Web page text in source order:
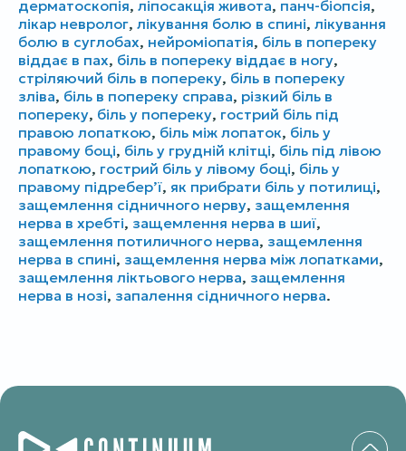
дерматоскопія, ліпосакція живота, панч-біопсія,
лікар невролог, лікування болю в спині, лікування
болю в суглобах, нейроміопатія, біль в попереку
віддає в пах, біль в попереку віддає в ногу,
стріляючий біль в попереку, біль в попереку
зліва, біль в попереку справа, різкий біль в
попереку, біль у попереку, гострий біль під
правою лопаткою, біль між лопаток, біль у
правому боці, біль у грудній клітці, біль під лівою
лопаткою, гострий біль у лівому боці, біль у
правому підребер’ї, як прибрати біль у потилиці,
защемлення сідничного нерву, защемлення
нерва в хребті, защемлення нерва в шиї,
защемлення потиличного нерва, защемлення
нерва в спині, защемлення нерва між лопатками,
защемлення ліктьового нерва, защемлення
нерва в нозі, запалення сідничного нерва.